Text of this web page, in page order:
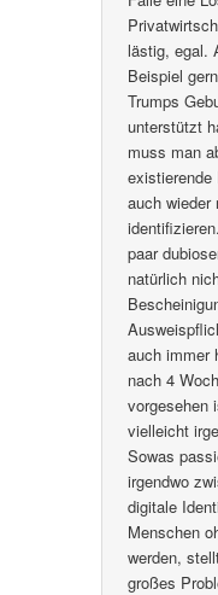
lästig, egal.
Beispiel
Trumps
unterstützt
muss man
existierende
auch wieder
paar
natürlich
auch immer
nach 4
vorgesehen
vielleicht
Sowas
irgendwo
digitale
Menschen
werden,
großes